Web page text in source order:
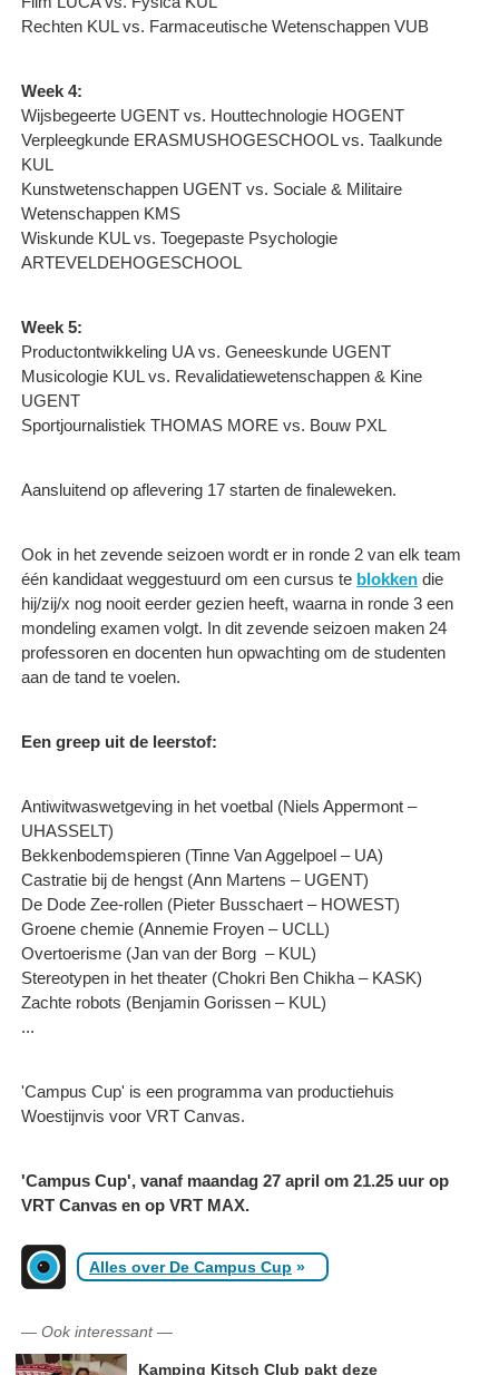
Rechten KUL vs. Farmaceutische Wetenschappen VUB
Week 4:
Wijsbegeerte UGENT vs. Houttechnologie HOGENT
Verpleegkunde ERASMUSHOGESCHOOL vs. Taalkunde
KUL
Kunstwetenschappen UGENT vs. Sociale & Militaire
Wetenschappen KMS
Wiskunde KUL vs. Toegepaste Psychologie
ARTEVELDEHOGESCHOOL
Week 5:
Productontwikkeling UA vs. Geneeskunde UGENT
Musicologie KUL vs. Revalidatiewetenschappen & Kine
UGENT
Sportjournalistiek THOMAS MORE vs. Bouw PXL
Aansluitend op aflevering 17 starten de finaleweken.
Ook in het zevende seizoen wordt er in ronde 2 van elk team
één kandidaat weggestuurd om een cursus te blokken die
hij/zij/x nog nooit eerder gezien heeft, waarna in ronde 3 een
mondeling examen volgt. In dit zevende seizoen maken 24
professoren en docenten hun opwachting om de studenten
aan de tand te voelen.
Een greep uit de leerstof:
Antiwitwaswetgeving in het voetbal (Niels Appermont –
UHASSELT)
Bekkenbodemspieren (Tinne Van Aggelpoel – UA)
Castratie bij de hengst (Ann Martens – UGENT)
De Dode Zee-rollen (Pieter Busschaert – HOWEST)
Groene chemie (Annemie Froyen – UCLL)
Overtoerisme (Jan van der Borg ​ – KUL)
Stereotypen in het theater (Chokri Ben Chikha – KASK)
Zachte robots (Benjamin Gorissen – KUL)
...
'Campus Cup' is een programma van productiehuis
Woestijnvis voor VRT Canvas.
'Campus Cup', vanaf maandag 27 april om 21.25 uur op
VRT Canvas en op VRT MAX.
Alles over De Campus Cup »
— Ook interessant—
Kamping Kitsch Club pakt deze